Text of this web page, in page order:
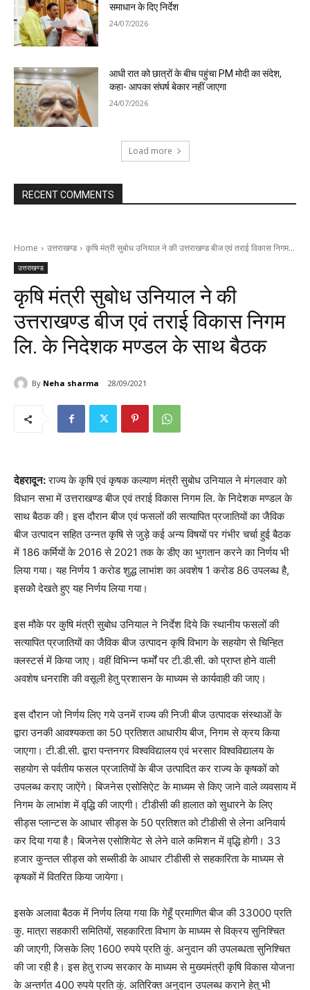
समाधान के दिए निर्देश
24/07/2026
आधी रात को छात्रों के बीच पहुंचा PM मोदी का संदेश,
कहा- आपका संघर्ष बेकार नहीं जाएगा
24/07/2026
Load more
RECENT COMMENTS